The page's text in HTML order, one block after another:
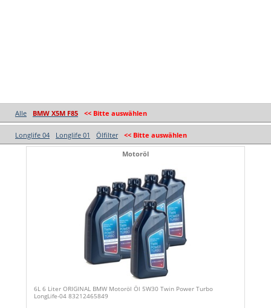
Alle BMW X5M F85 << Bitte auswählen
Longlife 04 Longlife 01 Ölfilter << Bitte auswählen
Motoröl
6L 6 Liter ORIGINAL BMW Motoröl Öl 5W30 Twin Power Turbo
LongLife-04 83212465849